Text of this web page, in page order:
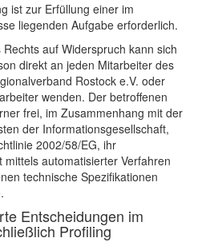
ist zur Erfüllung einer im
liegenden Aufgabe erforderlich.
auf Widerspruch kann sich
direkt an jeden Mitarbeiter des
Rostock e.V. oder
wenden. Der betroffenen
frei, im Zusammenhang mit der
der Informationsgesellschaft,
2002/58/EG, ihr
mittels automatisierter Verfahren
technische Spezifikationen
Entscheidungen im
Profiling